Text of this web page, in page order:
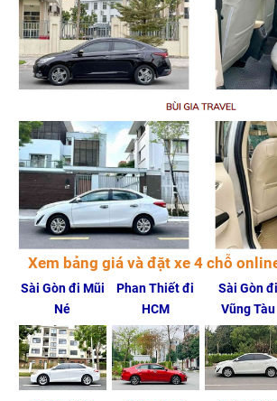
Xem bảng giá và đặt xe 4 chỗ
Sài Gòn đi Mũi
Né
Phan Thiết đi
HCM
Sài Gòn đi
Vũng Tàu